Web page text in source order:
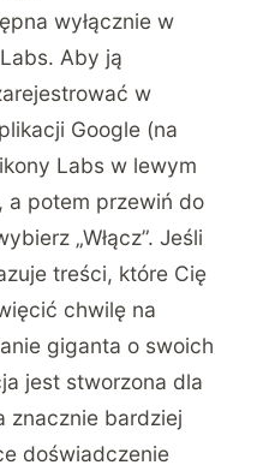
wyłącznie w
Aby ją
w
Google (na
Labs w lewym
a potem przewiń do
„Włącz”. Jeśli
treści, które Cię
chwilę na
giganta o swoich
jest stworzona dla
znacznie bardziej
doświadczenie